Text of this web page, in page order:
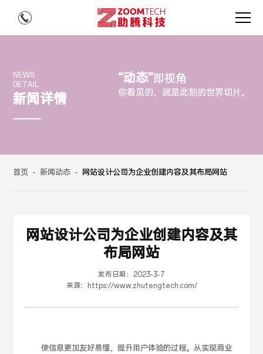
NEWS
DETAIL
新闻详情
“动态”即视角
你看见的，就是此刻的世界切片。
首页 - 新闻动态 - 网站设计公司为企业创建内容及其布局网站
网站设计公司为企业创建内容及其
布局网站
发布日期： 2023-3-7
来源：
https://www.zhutengtech.com/
使信息更加友好易懂，提升用户体验的过程。从实现商业